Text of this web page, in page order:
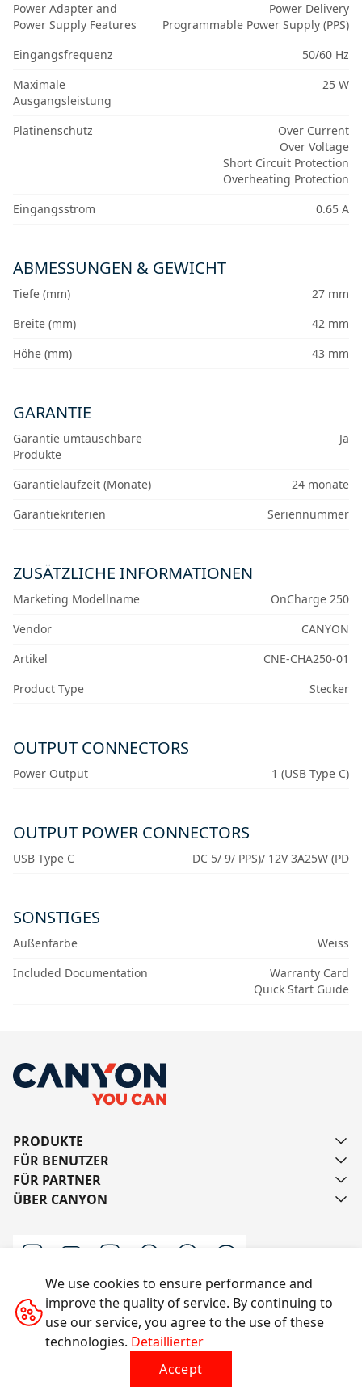
Power Adapter and
Power Supply Features
Power Delivery
Programmable Power Supply (PPS)
Eingangsfrequenz
50/60 Hz
Maximale
Ausgangsleistung
25 W
Platinenschutz
Over Current
Over Voltage
Short Circuit Protection
Overheating Protection
Eingangsstrom
0.65 A
ABMESSUNGEN & GEWICHT
Tiefe (mm)
27 mm
Breite (mm)
42 mm
Höhe (mm)
43 mm
GARANTIE
Garantie umtauschbare
Produkte
Ja
Garantielaufzeit (Monate)
24 monate
Garantiekriterien
Seriennummer
ZUSÄTZLICHE INFORMATIONEN
Marketing Modellname
OnCharge 250
Vendor
CANYON
Artikel
CNE-CHA250-01
Product Type
Stecker
OUTPUT CONNECTORS
Power Output 1 (USB Type C)
OUTPUT POWER CONNECTORS
USB Type C DC 5/ 9/ PPS)/ 12V 3A25W (PD
SONSTIGES
Außenfarbe
Weiss
Included Documentation
Warranty Card
Quick Start Guide
PRODUKTE
FÜR BENUTZER
FÜR PARTNER
ÜBER CANYON
Schreiben Sie uns
Alle Rechte vorbehalten © 2014-2026 CANYON
We use cookies to ensure performance and
improve the quality of service. By continuing to
use our service, you agree to the use of these
technologies. Detaillierter
Accept